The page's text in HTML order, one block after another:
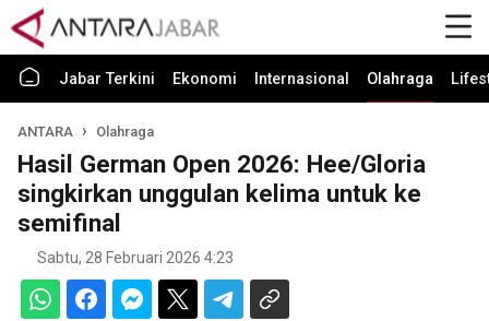
Jabar Terkini Ekonomi Internasional Olahraga
ANTARA Olahraga
Hasil German Open 2026: Hee/Gloria
singkirkan unggulan kelima untuk ke
semifinal
Sabtu, 28 Februari 2026 4:23